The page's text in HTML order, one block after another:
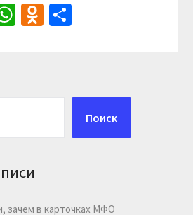
WhatsApp
Odnoklassniki
Отправить
Поиск
зачем в карточках МФО